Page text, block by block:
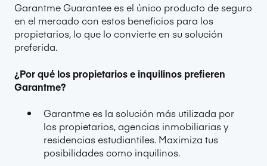
Garantme Guarantee es el único producto de seguro
en el mercado con estos beneficios para los
propietarios, lo que lo convierte en su solución
preferida.
¿Por qué los propietarios e inquilinos prefieren
Garantme?
Garantme es la solución más utilizada por
los propietarios, agencias inmobiliarias y
residencias estudiantiles. Maximiza tus
posibilidades como inquilinos.